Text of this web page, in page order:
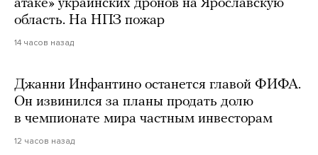
атаке» украинских дронов на Ярославскую
область. На НПЗ пожар
14 часов назад
Джанни Инфантино останется главой ФИФА.
Он извинился за планы продать долю
в чемпионате мира частным инвесторам
12 часов назад